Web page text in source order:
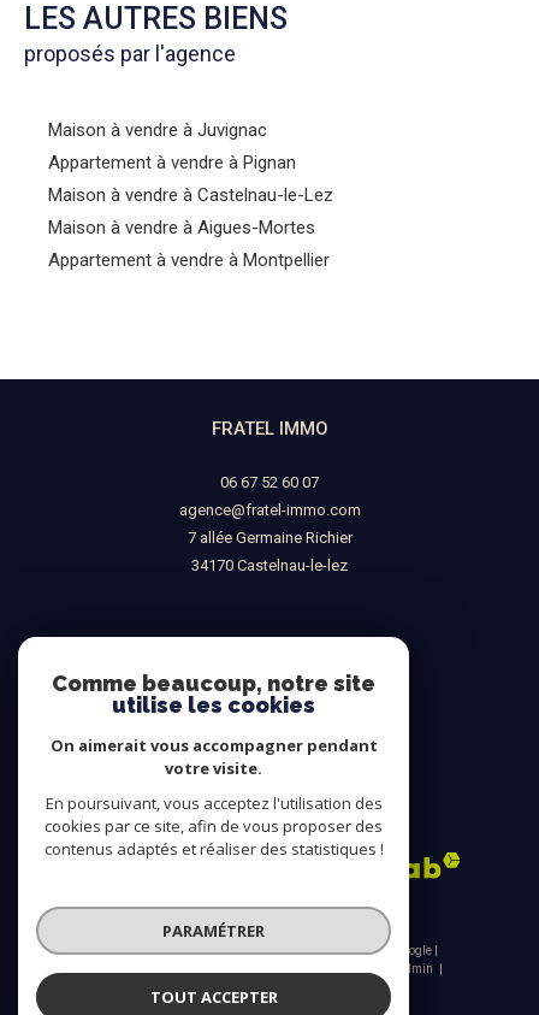
LES AUTRES BIENS
proposés par l'agence
Maison à vendre à Juvignac
Appartement à vendre à Pignan
Maison à vendre à Castelnau-le-Lez
Maison à vendre à Aigues-Mortes
Appartement à vendre à Montpellier
FRATEL IMMO
06 67 52 60 07
agence@fratel-immo.com
7 allée Germaine Richier
34170
castelnau-le-lez
ADHÉRENTS
© 2026 | Tous droits réservés | Traduction powered by Google |
Admin
Comme beaucoup, notre site
utilise les cookies
On aimerait vous accompagner pendant
votre visite.
En poursuivant, vous acceptez l'utilisation des
cookies par ce site, afin de vous proposer des
contenus adaptés et réaliser des statistiques !
PARAMÉTRER
TOUT ACCEPTER